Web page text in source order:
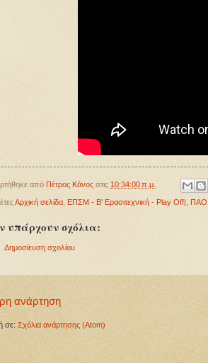
από Πέτρος Κάνος στις 10:34:00 π.μ.
Αρχική σελίδα ΕΠΣΜ - Β' Ερασιτεχνική - Play Off| ΠΑΟ
υπάρχουν σχόλια:
Δημοσίευση σχολίου
ανάρτηση
σε: Σχόλια ανάρτησης (Atom)